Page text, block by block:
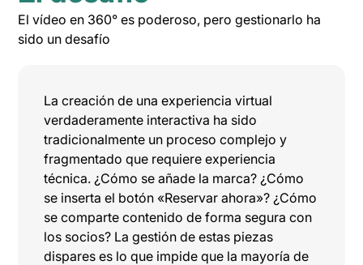
El vídeo en 360° es poderoso, pero gestionarlo ha
sido un desafío
La creación de una experiencia virtual
verdaderamente interactiva ha sido
tradicionalmente un proceso complejo y
fragmentado que requiere experiencia
técnica. ¿Cómo se añade la marca? ¿Cómo
se inserta el botón «Reservar ahora»? ¿Cómo
se comparte contenido de forma segura con
los socios? La gestión de estas piezas
dispares es lo que impide que la mayoría de